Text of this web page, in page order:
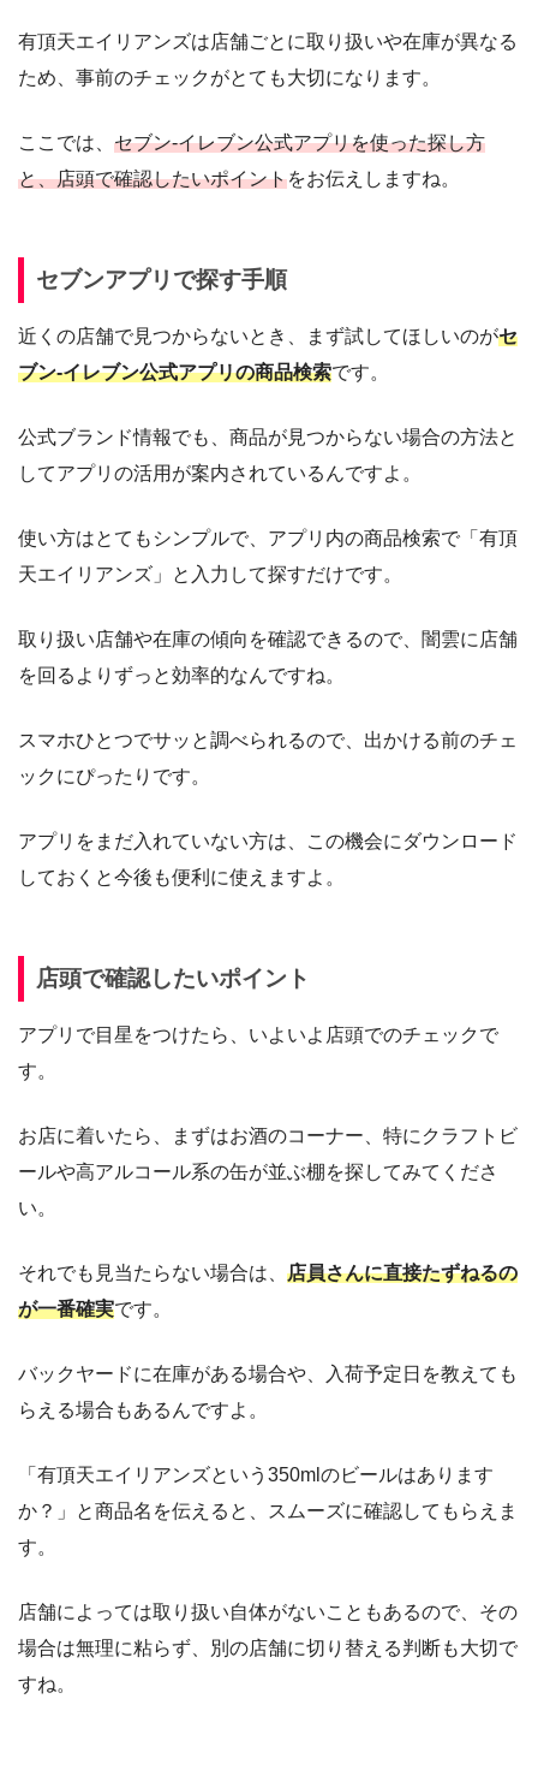
有頂天エイリアンズは店舗ごとに取り扱いや在庫が異なる
ため、事前のチェックがとても大切になります。
ここでは、 セブン‐イレブン公式アプリを使った探し方
と、店頭で確認したいポイントをお伝えしますね。
セブンアプリで探す手順
近くの店舗で見つからないとき、まず試してほしいのがセ
ブン‐イレブン公式アプリの商品検索です。
公式ブランド情報でも、商品が見つからない場合の方法と
してアプリの活用が案内されているんですよ。
使い方はとてもシンプルで、アプリ内の商品検索で「有頂
天エイリアンズ」と入力して探すだけです。
取り扱い店舗や在庫の傾向を確認できるので、闇雲に店舗
を回るよりずっと効率的なんですね。
スマホひとつでサッと調べられるので、出かける前のチェ
ックにぴったりです。
アプリをまだ入れていない方は、この機会にダウンロード
しておくと今後も便利に使えますよ。
店頭で確認したいポイント
アプリで目星をつけたら、いよいよ店頭でのチェックで
す。
お店に着いたら、まずはお酒のコーナー、特にクラフトビ
ールや高アルコール系の缶が並ぶ棚を探してみてくださ
い。
それでも見当たらない場合は、 店員さんに直接たずねるの
が一番確実です。
バックヤードに在庫がある場合や、入荷予定日を教えても
らえる場合もあるんですよ。
「有頂天エイリアンズという350mlのビールはあります
か？」と商品名を伝えると、スムーズに確認してもらえま
す。
店舗によっては取り扱い自体がないこともあるので、その
場合は無理に粘らず、別の店舗に切り替える判断も大切で
すね。